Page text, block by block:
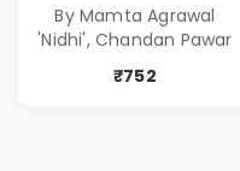
( सर्वोत्कृष्ट कादंबरी
आणि प्रभावशाली
कथांचा संच )
By Mamta Agrawal
'Nidhi', Chandan Pawar
₹752